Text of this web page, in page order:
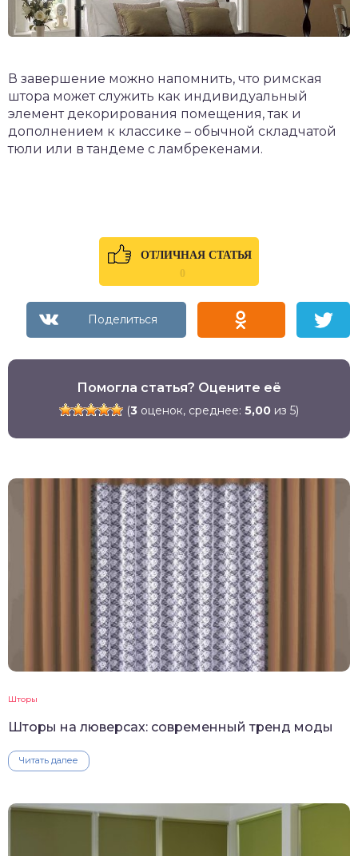
В завершение можно напомнить, что римская
штора может служить как индивидуальный
элемент декорирования помещения, так и
дополнением к классике – обычной складчатой
тюли или в тандеме с ламбрекенами.
ОТЛИЧНАЯ СТАТЬЯ
0
Помогла статья? Оцените её
(3 оценок, среднее: 5,00 из 5)
Шторы
Шторы на люверсах: современный тренд моды
Читать далее